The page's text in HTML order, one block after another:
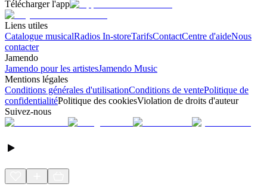
Télécharger l'app
Liens utiles
Catalogue musicalRadios In-storeTarifsContactCentre d'aideNous
contacter
Jamendo
Jamendo pour les artistesJamendo Music
Mentions légales
Conditions générales d'utilisationConditions de ventePolitique de
confidentialitéPolitique des cookiesViolation de droits d'auteur
Suivez-nous